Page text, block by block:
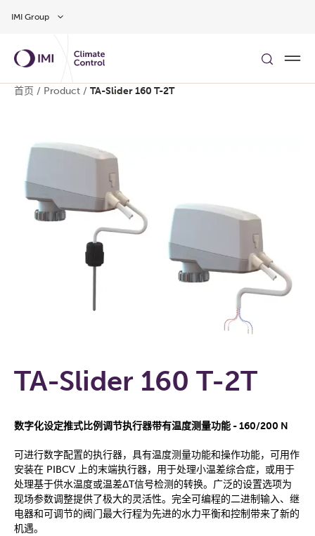
IMI Group
首页 / Product / TA-Slider 160 T-2T
TA-Slider 160 T-2T
数字化设定推式比例调节执行器带有温度测量功能 - 160/200 N
可进行数字配置的执行器，具有温度测量功能和操作功能，可用作
安装在 PIBCV 上的末端执行器，用于处理小温差综合症，或用于
处理基于供水温度或温差ΔT信号检测的转换。广泛的设置选项为
现场参数调整提供了极大的灵活性。完全可编程的二进制输入、继
电器和可调节的阀门最大行程为先进的水力平衡和控制带来了新的
机遇。